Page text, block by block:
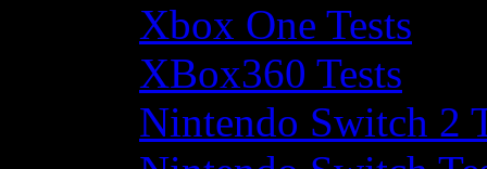
Xbox One Tests
XBox360 Tests
Nintendo Switch 2